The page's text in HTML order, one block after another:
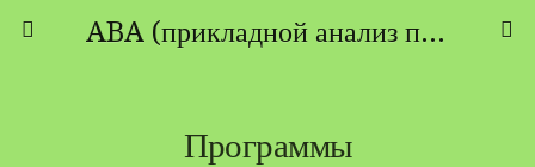
ABA (прикладной анализ поведения) - ТЕОРИЯ И ПРАКТИКА
Программы